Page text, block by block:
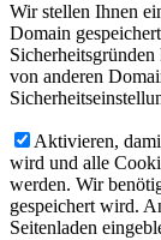
Wir stellen Ihnen
Domain
von anderen
Aktivieren,
wird und alle
werden. Wir
gespeichert wird.
Seitenladen